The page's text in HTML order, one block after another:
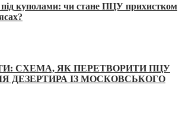
куполами: чи стане ПЦУ прихистком
СХЕМА, ЯК ПЕРЕТВОРИТИ ПЦУ
ДЕЗЕРТИРА ІЗ МОСКОВСЬКОГО